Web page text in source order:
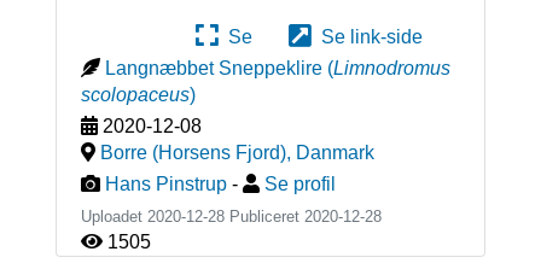
Se
Se link-side
Langnæbbet Sneppeklire (Limnodromus
scolopaceus)
2020-12-08
Borre (Horsens Fjord), Danmark
Hans Pinstrup - Se profil
Uploadet 2020-12-28 Publiceret 2020-12-28
1505